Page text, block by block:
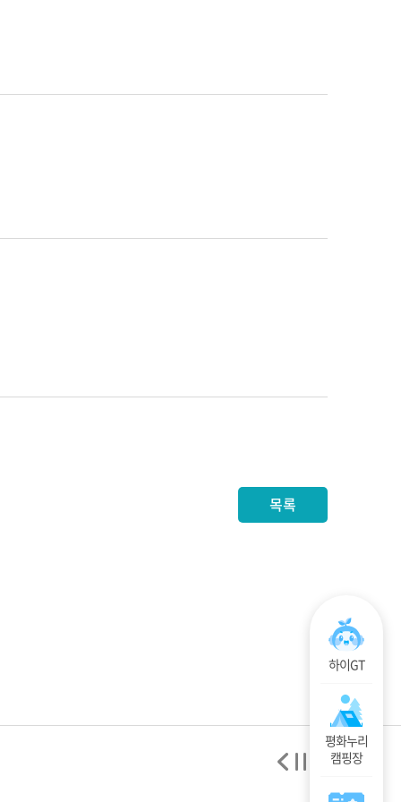
목록
하이GT
평화누리
캠핑장